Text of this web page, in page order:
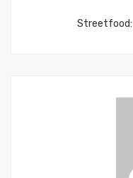
Streetfood: